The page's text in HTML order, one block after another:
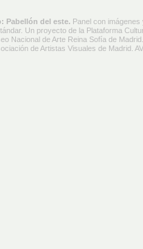
Pabellón del este. Panel con imágenes
Un proyecto de la Plataforma
Nacional de Arte Reina Sofía de Madrid.
de Artistas Visuales de Madrid.